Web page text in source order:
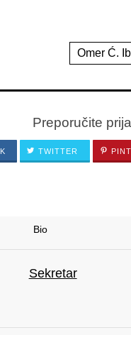
Omer Ć.
Preporučite
TWITTER
Bio
Sekretar